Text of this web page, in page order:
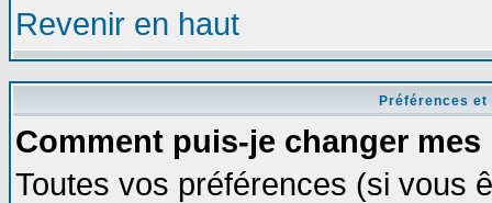
Revenir en haut
Préférences
Comment puis-je changer mes
Toutes vos préférences (si vous